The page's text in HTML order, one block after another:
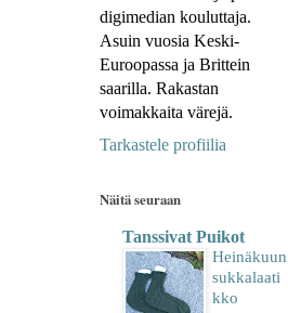
digimedian kouluttaja.
Asuin vuosia Keski-
Euroopassa ja Brittein
saarilla. Rakastan
voimakkaita värejä.
Tarkastele profiilia
Näitä seuraan
Tanssivat Puikot
Heinäkuun
sukkalaati
kko